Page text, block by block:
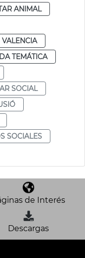
ANIMAL
VALENCIA
TEMÁTICA
SOCIAL
SOCIALES
de Interés
Descargas